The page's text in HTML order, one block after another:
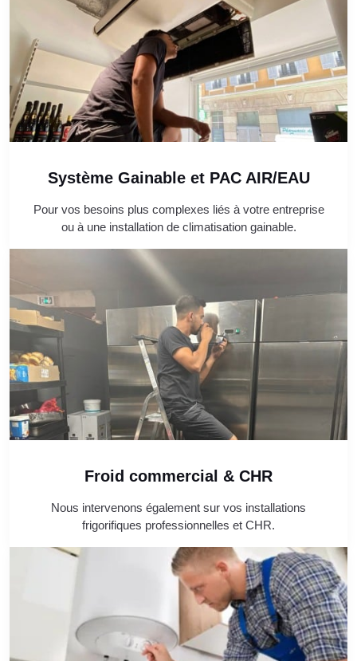
Système Gainable et PAC AIR/EAU
Pour vos besoins plus complexes liés à votre entreprise
ou à une installation de climatisation gainable.
Froid commercial & CHR
Nous intervenons également sur vos installations
frigorifiques professionnelles et CHR.